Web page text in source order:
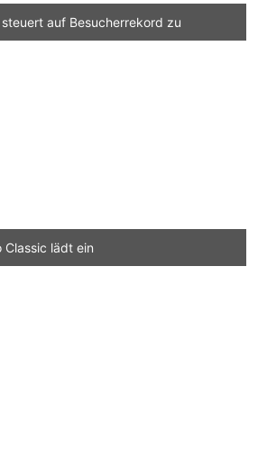
auf Besucherrekord zu
Classic lädt ein